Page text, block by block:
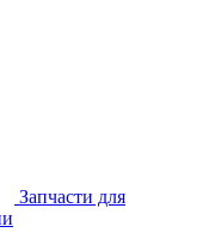
Запчасти для